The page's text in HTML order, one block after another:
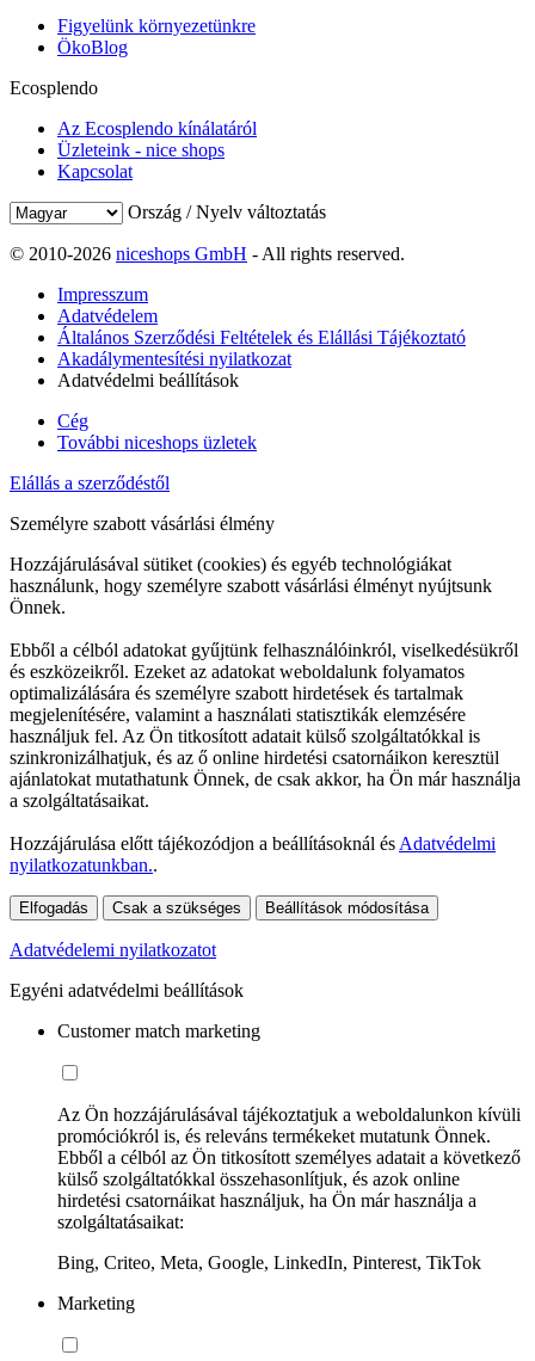
Figyelünk környezetünkre
ÖkoBlog
Ecosplendo
Az Ecosplendo kínálatáról
Üzleteink - nice shops
Kapcsolat
Ország / Nyelv változtatás
© 2010-2026 niceshops GmbH - All rights reserved.
Impresszum
Adatvédelem
Általános Szerződési Feltételek és Elállási Tájékoztató
Akadálymentesítési nyilatkozat
Adatvédelmi beállítások
Cég
További niceshops üzletek
Elállás a szerződéstől
Személyre szabott vásárlási élmény
Hozzájárulásával sütiket (cookies) és egyéb technológiákat
használunk, hogy személyre szabott vásárlási élményt nyújtsunk
Önnek.
Ebből a célból adatokat gyűjtünk felhasználóinkról, viselkedésükről
és eszközeikről. Ezeket az adatokat weboldalunk folyamatos
optimalizálására és személyre szabott hirdetések és tartalmak
megjelenítésére, valamint a használati statisztikák elemzésére
használjuk fel. Az Ön titkosított adatait külső szolgáltatókkal is
szinkronizálhatjuk, és az ő online hirdetési csatornáikon keresztül
ajánlatokat mutathatunk Önnek, de csak akkor, ha Ön már használja
a szolgáltatásaikat.
Hozzájárulása előtt tájékozódjon a beállításoknál és Adatvédelmi
nyilatkozatunkban..
Elfogadás Csak a szükséges Beállítások módosítása
Adatvédelemi nyilatkozatot
Egyéni adatvédelmi beállítások
Customer match marketing
Az Ön hozzájárulásával tájékoztatjuk a weboldalunkon kívüli
promóciókról is, és releváns termékeket mutatunk Önnek.
Ebből a célból az Ön titkosított személyes adatait a következő
külső szolgáltatókkal összehasonlítjuk, és azok online
hirdetési csatornáikat használjuk, ha Ön már használja a
szolgáltatásaikat:
Bing, Criteo, Meta, Google, LinkedIn, Pinterest, TikTok
Marketing